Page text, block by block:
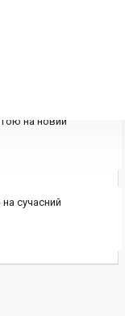
та фізичних осіб
на новий
сучасний